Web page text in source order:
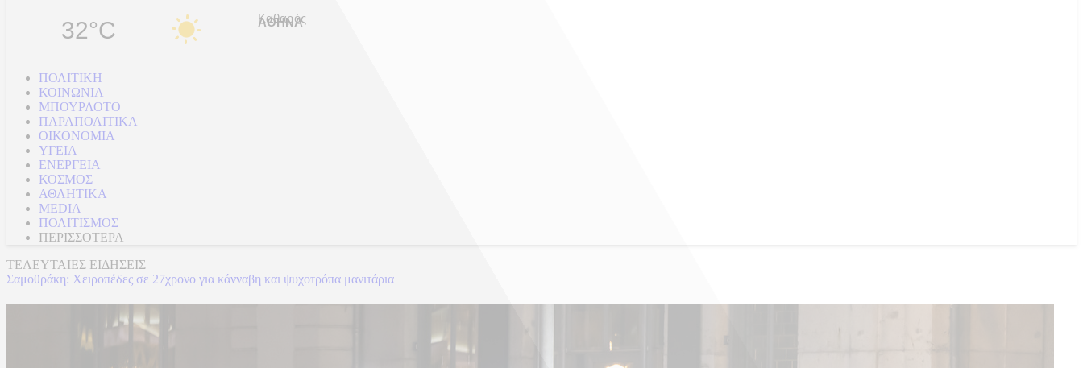
32°C Καθαρός
ΠΟΛΙΤΙΚΗ
ΚΟΙΝΩΝΙΑ
ΜΠΟΥΡΛΟΤΟ
ΠΑΡΑΠΟΛΙΤΙΚΑ
ΟΙΚΟΝΟΜΙΑ
ΥΓΕΙΑ
ΕΝΕΡΓΕΙΑ
ΚΟΣΜΟΣ
ΑΘΛΗΤΙΚΑ
MEDIA
ΠΟΛΙΤΙΣΜΟΣ
ΠΕΡΙΣΣΟΤΕΡΑ
ΤΕΛΕΥΤΑΙΕΣ ΕΙΔΗΣΕΙΣ
Σαμοθράκη: Χειροπέδες σε 27χρονο για κάνναβη και ψυχοτρόπα μανιτάρια